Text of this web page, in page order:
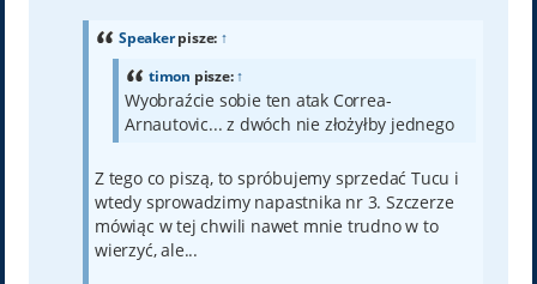
Speakerpisze: ↑
timon pisze:↑
Wyobraźcie sobie ten atak Correa-
Arnautovic... z dwóch nie złożyłby jednego
Z tego co piszą, to spróbujemy sprzedać Tucu i
wtedy sprowadzimy napastnika nr 3. Szczerze
mówiąc w tej chwili nawet mnie trudno w to
wierzyć, ale...